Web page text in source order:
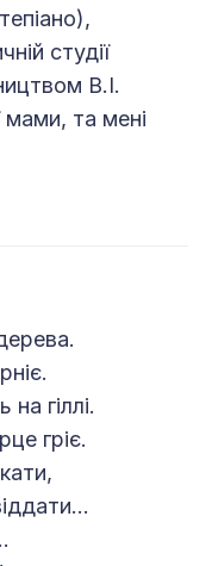
студії
В.І.
мами, та мені
гіллі.
гріє.